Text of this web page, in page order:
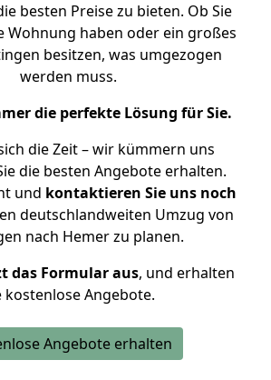
besten Preise zu bieten. Ob Sie
Wohnung haben oder ein großes
besitzen, was umgezogen
werden muss.
die perfekte Lösung für Sie.
die Zeit – wir kümmern uns
die besten Angebote erhalten.
und kontaktieren Sie uns noch
deutschlandweiten Umzug von
nach Hemer zu planen.
das Formular aus, und erhalten
kostenlose Angebote.
Angebote erhalten